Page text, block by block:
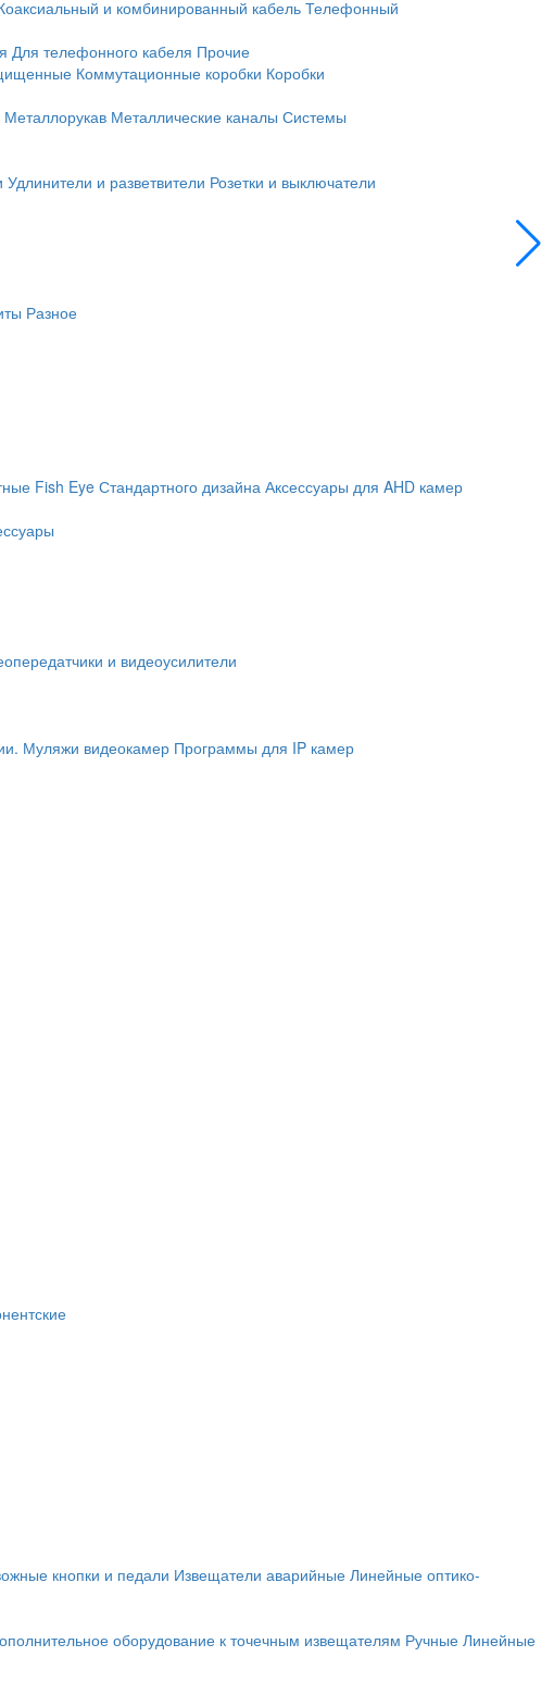
и комбинированный кабель Телефонный
Для телефонного кабеля Прочие
Коммутационные коробки Коробки
Металлорукав Металлические каналы Системы
Удлинители и разветвители Розетки и выключатели
Разное
Fish Eye Стандартного дизайна Аксессуары для AHD камер
и видеоусилители
Муляжи видеокамер Программы для IP камер
кнопки и педали Извещатели аварийные Линейные оптико-
оборудование к точечным извещателям Ручные Линейные